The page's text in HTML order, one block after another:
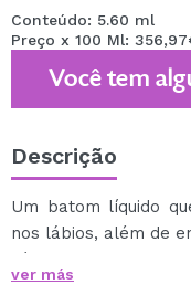
Conteúdo: 5.60 ml
Preço x 100 Ml:
Você tem
Descrição
Um batom líquido
nos lábios, além de
Fórmula que seca
ver más